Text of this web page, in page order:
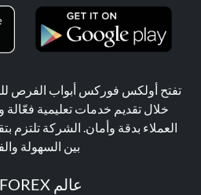
تفتح أولكس فوركس أبواب الفرص
خلال تقديم خدمات تعليمية
العملاء بدقة وأمان. الشركة تلتزم
بين السهولة
عالم OLXFOREX